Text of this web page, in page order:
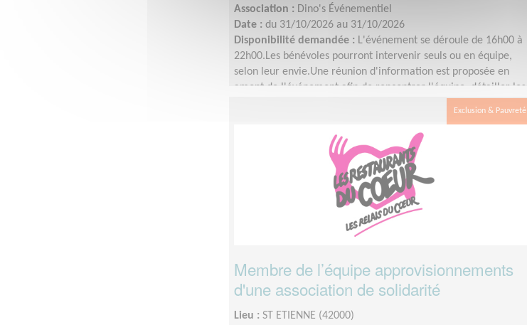
Association : Dino's Événementiel
Date : du 31/10/2026 au 31/10/2026
Disponibilité demandée : L'événement se déroule de 16h00 à
22h00.Les bénévoles pourront intervenir seuls ou en équipe,
selon leur envie.Une réunion d'information est proposée en
amont de l'événement afin de rencontrer l'équipe, détailler les
Exclusion & Pauvreté
Membre de l’équipe approvisionnements
d'une association de solidarité
Lieu : ST ETIENNE (42000)